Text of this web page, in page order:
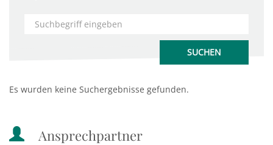
Es wurden keine Suchergebnisse gefunden.
Ansprechpartner